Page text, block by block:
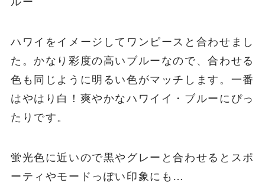
ハワイをイメージしてワンピースと合わせまし
た。かなり彩度の高いブルーなので、合わせる
色も同じように明るい色がマッチします。一番
はやはり白！爽やかなハワイイ・ブルーにぴっ
たりです。
蛍光色に近いので黒やグレーと合わせるとスポ
ーティやモードっぽい印象にも…